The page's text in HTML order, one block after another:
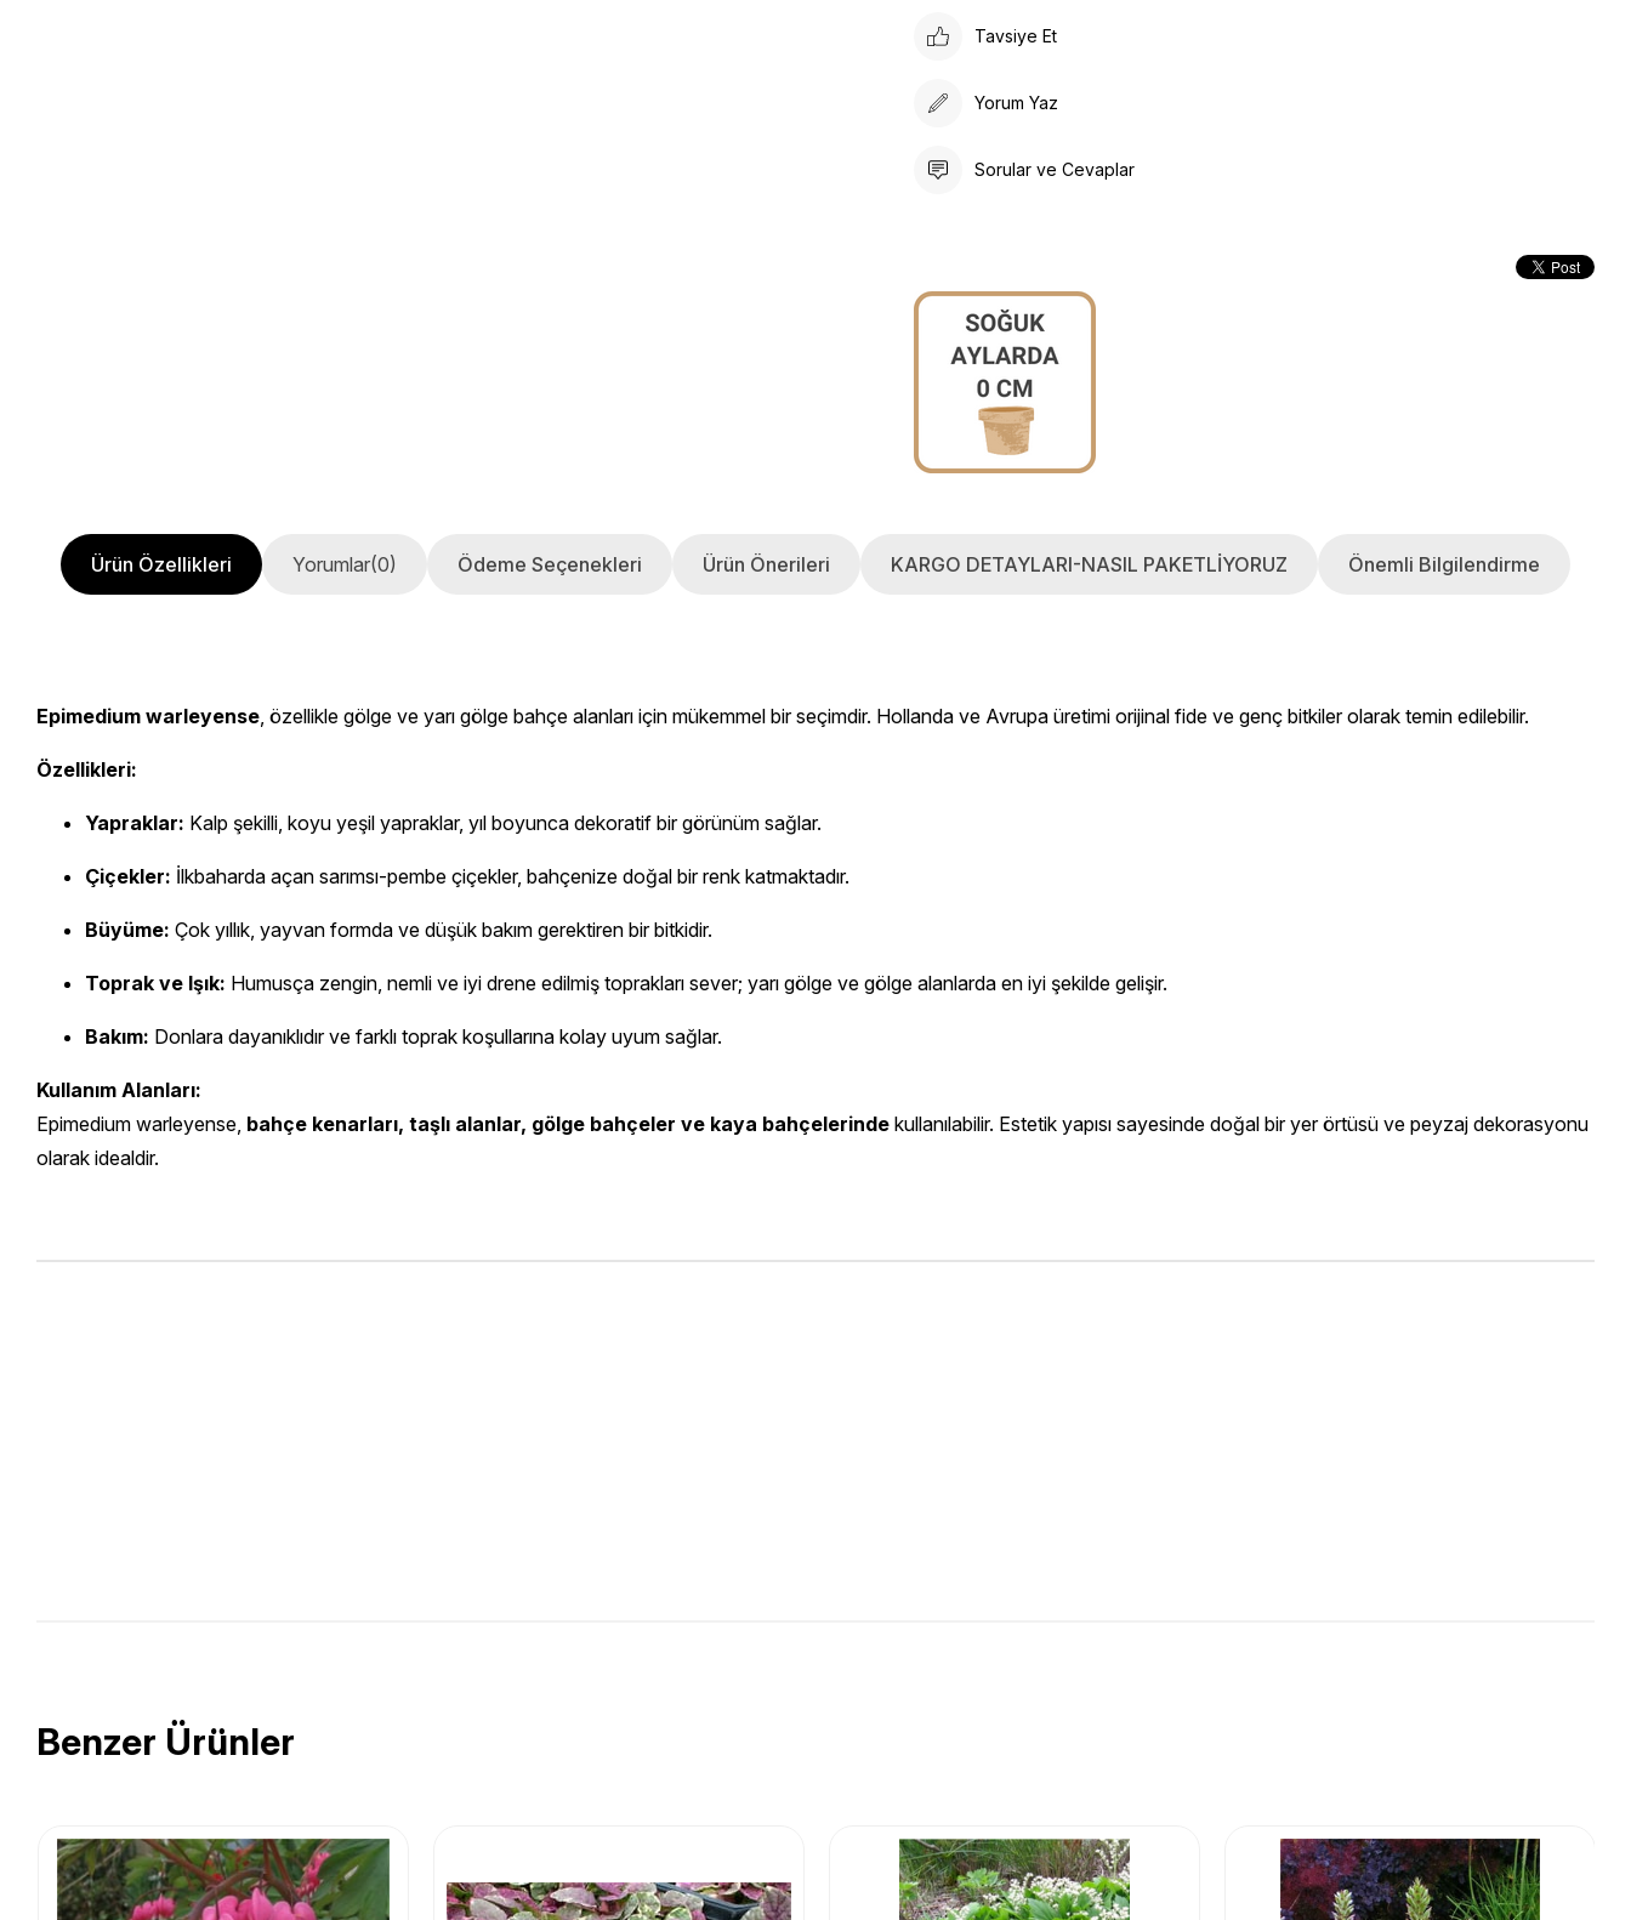
Tavsiye Et
Yorum Yaz
Sorular ve Cevaplar
Ürün Özellikleri Yorumlar(0) Ödeme Seçenekleri Ürün Önerileri KARGO DETAYLARI-NASIL PAKETLİYORUZ Önemli Bilgilendirme
Epimedium warleyense , özellikle gölge ve yarı gölge bahçe alanları için mükemmel bir seçimdir. Hollanda ve Avrupa üretimi orijinal fide ve genç bitkiler olarak temin edilebilir.
Özellikleri:
Yapraklar: Kalp şekilli, koyu yeşil yapraklar, yıl boyunca dekoratif bir görünüm sağlar.
Çiçekler: İlkbaharda açan sarımsı-pembe çiçekler, bahçenize doğal bir renk katmaktadır.
Büyüme: Çok yıllık, yayvan formda ve düşük bakım gerektiren bir bitkidir.
Toprak ve Işık: Humusça zengin, nemli ve iyi drene edilmiş toprakları sever; yarı gölge ve gölge alanlarda en iyi şekilde gelişir.
Bakım: Donlara dayanıklıdır ve farklı toprak koşullarına kolay uyum sağlar.
Kullanım Alanları:
Epimedium warleyense, bahçe kenarları, taşlı alanlar, gölge bahçeler ve kaya bahçelerinde kullanılabilir. Estetik yapısı sayesinde doğal bir yer örtüsü ve peyzaj dekorasyonu
olarak idealdir.
Benzer Ürünler